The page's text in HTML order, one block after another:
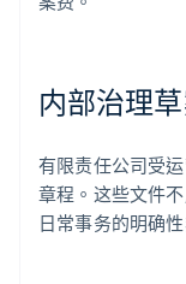
内部治理
有限责任公司受
章程。这些文件
日常事务的明确